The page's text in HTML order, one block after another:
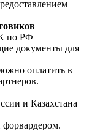
по РФ
документы для
оплатить в
и Казахстана